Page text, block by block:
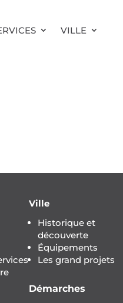
VILLE
Ville
Historique et
découverte
Équipements
Les grand projets
Démarches